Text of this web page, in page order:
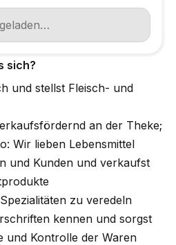
sich?
und stellst Fleisch- und
an der Theke;
Wir lieben Lebensmittel
und Kunden und verkaufst
zu veredeln
kennen und sorgst
und Kontrolle der Waren